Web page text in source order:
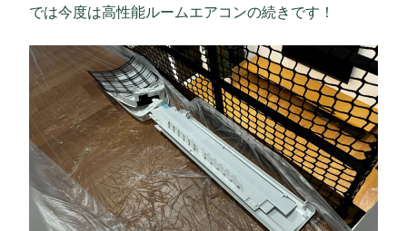
では今度は高性能ルームエアコンの続きです！